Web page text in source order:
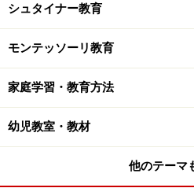
シュタイナー教育
モンテッソーリ教育
家庭学習・教育方法
幼児教室・教材
他のテーマ